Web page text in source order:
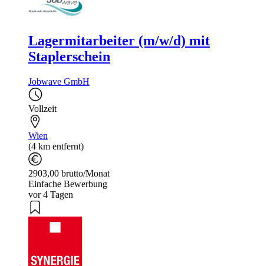
Lagermitarbeiter (m/w/d) mit
Staplerschein
Jobwave GmbH
Vollzeit
Wien
(4 km entfernt)
2903,00 brutto/Monat
Einfache Bewerbung
vor 4 Tagen